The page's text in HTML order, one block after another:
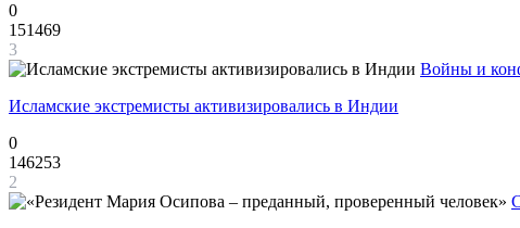
0
151469
3
Войны и
Исламские экстремисты активизировались в Индии
0
146253
2